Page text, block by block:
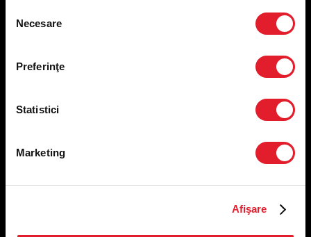
consimțământului
Necesare
Preferinţe
Statistici
Marketing
Afişare
Termeni și condiții
Preferințe cookies
ANPC